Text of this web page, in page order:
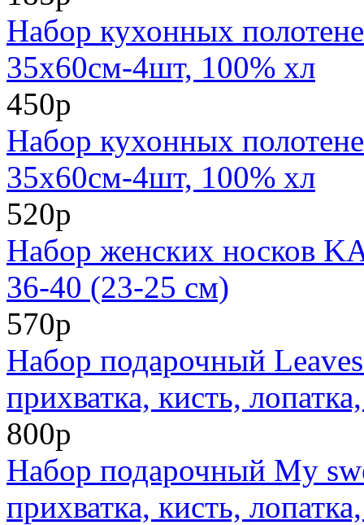
Набор кухонных
35х60см-4шт, 100% хл
450р
Набор кухонных
35х60см-4шт, 100% хл
520р
Набор женских носков
36-40 (23-25 см)
570р
Набор подарочный
прихватка, кисть,
800р
Набор подарочный My
прихватка, кисть,